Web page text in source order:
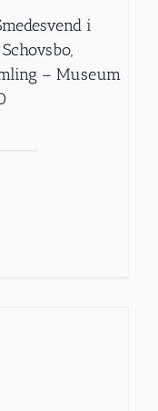
i
– Museum